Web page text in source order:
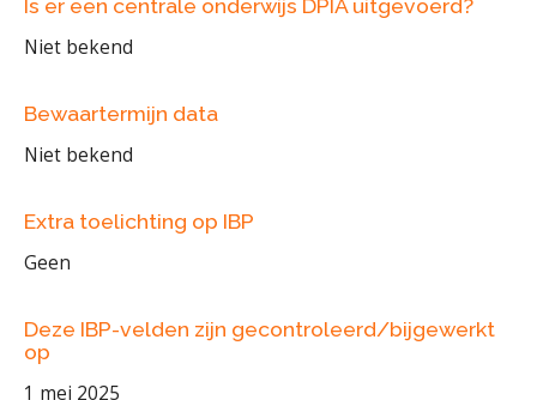
Is er een centrale onderwijs DPIA uitgevoerd?
Niet bekend
Bewaartermijn data
Niet bekend
Extra toelichting op IBP
Geen
Deze IBP-velden zijn gecontroleerd/bijgewerkt
op
1 mei 2025